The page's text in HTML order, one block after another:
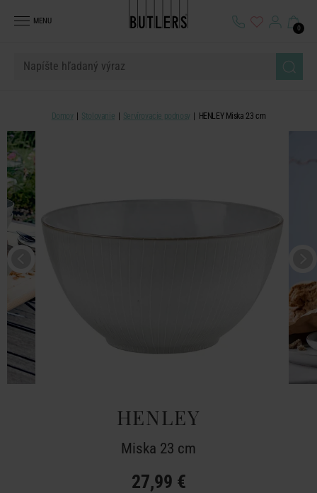
MENU
0
Domov Stolovanie Servírovacie podnosy HENLEY Miska 23 cm
HENLEY
Miska 23 cm
27,99 €